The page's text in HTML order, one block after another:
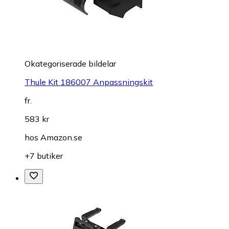
Okategoriserade bildelar
Thule Kit 186007 Anpassningskit
fr.
583 kr
hos Amazon.se
+7 butiker